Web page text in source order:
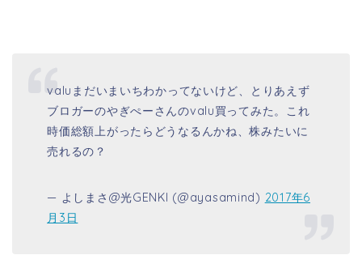
valuまだいまいちわかってないけど、とりあえず
ブロガーのやぎぺーさんのvalu買ってみた。これ
時価総額上がったらどうなるんかね、株みたいに
売れるの？
— よしまさ@光GENKI (@ayasamind) 2017年6
月3日